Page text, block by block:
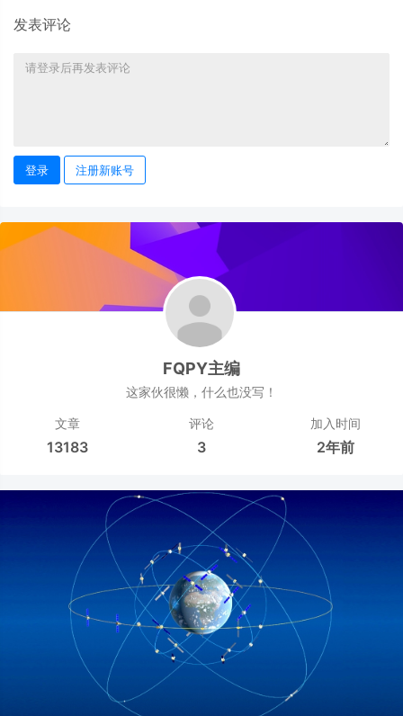
发表评论
登录 注册新账号
FQPY主编
这家伙很懒，什么也没写！
文章
13183
评论
3
加入时间
2年前